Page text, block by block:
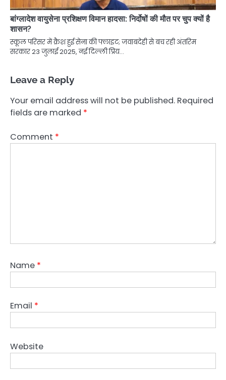
बांग्लादेश वायुसेना प्रशिक्षण विमान हादसा: निर्दोषों की मौत पर चुप क्यों है
शासन?
स्कूल परिसर में क्रैश हुई सेना की फ्लाइट; जवाबदेही से बच रही अंतरिम
सरकार 23 जुलाई 2025, नई दिल्ली प्रिय…
Leave a Reply
Your email address will not be published. Required
fields are marked *
Comment *
Name *
Email *
Website